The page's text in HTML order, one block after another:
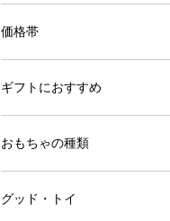
価格帯
ギフトにおすすめ
おもちゃの種類
グッド・トイ